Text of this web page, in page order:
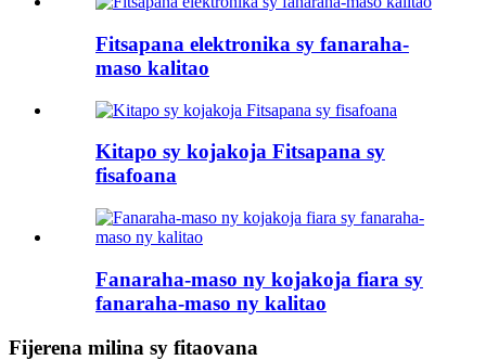
Fitsapana elektronika sy fanaraha-
maso kalitao
Kitapo sy kojakoja Fitsapana sy
fisafoana
Fanaraha-maso ny kojakoja fiara sy
fanaraha-maso ny kalitao
Fijerena milina sy fitaovana